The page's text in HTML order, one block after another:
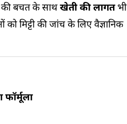
की बचत के साथखेती की लागतभी
मिट्टी की जांच के लिए वैज्ञानिक